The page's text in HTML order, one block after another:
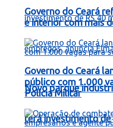
Novo parque
terá investimento de
Governo do Ceará
e interior com mais
Governo do Ceará
público com 1.000
Polícia Militar